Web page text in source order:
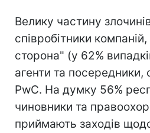
Велику частину
співробітники
сторона" (у 62%
агенти та
PwC. На думку 56%
чиновники та
приймають заходів